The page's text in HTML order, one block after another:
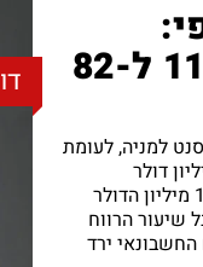
ההכנסות צמחו ב-11% ל-82
חברת הסייבר רשמה רווח מתואם של 30 סנט למניה, לעומת
דולר
מהתחזיות; ה-Cloud ARR חצה את רף 100 מיליון הדולר
שיעור הרווח
ל-15.8% והרווח החשבונאי ירד